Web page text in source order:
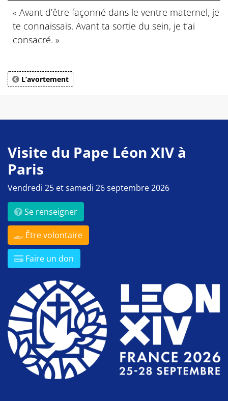
« Avant d’être façonné dans le ventre maternel, je
te connaissais. Avant ta sortie du sein, je t’ai
consacré. »
L’avortement
Visite du Pape Léon XIV à
Paris
Vendredi 25 et samedi 26 septembre 2026
Se renseigner
Être volontaire
Faire un don